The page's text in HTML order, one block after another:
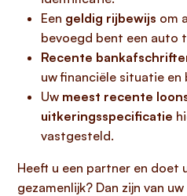
Een geldig rijbewijs om
bevoegd bent een auto
Recente
uw financiële situatie
Uw meest recente
uitkeringsspecificatie
vastgesteld.
Heeft u een partner en doet
gezamenlijk? Dan zijn van